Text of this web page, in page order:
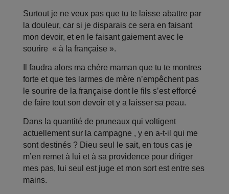
Surtout je ne veux pas que tu te laisse abattre par
la douleur, car si je disparais ce sera en faisant
mon devoir, et en le faisant gaiement avec le
sourire « à la française ».
Il faudra alors ma chère maman que tu te montres
forte et que tes larmes de mère n’empêchent pas
le sourire de la française dont le fils s’est efforcé
de faire tout son devoir et y a laisser sa peau.
Dans la quantité de pruneaux qui voltigent
actuellement sur la campagne , y en a-t-il qui me
sont destinés ? Dieu seul le sait, en tous cas je
m’en remet à lui et à sa providence pour diriger
mes pas, lui seul est juge et mon sort est entre ses
mains.